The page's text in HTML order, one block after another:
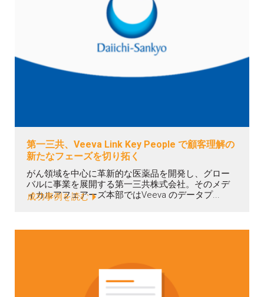
第一三共、Veeva Link Key People で顧客理解の
新たなフェーズを切り拓く
がん領域を中心に革新的な医薬品を開発し、グロー
バルに事業を展開する第一三共株式会社。そのメデ
ィカルアフェアーズ本部ではVeeva のデータプ...
成功事例を読む